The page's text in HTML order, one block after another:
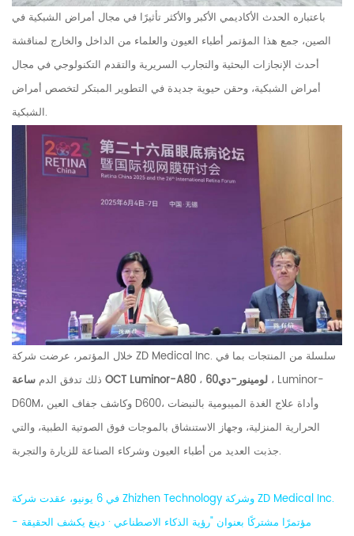
باعتباره الحدث الأكاديمي الأكبر والأكثر تأثيرًا في مجال أمراض الشبكية في
الصين، جمع هذا المؤتمر أطباء العيون والعلماء من الداخل والخارج لمناقشة
أحدث الإنجازات البحثية والتجارب السريرية والتقدم التكنولوجي في مجال
أمراض الشبكية، وحقن حيوية جديدة في التطوير المبتكر لتخصص أمراض
الشبكية.
خلال المؤتمر، عرضت شركة ZD Medical Inc. سلسلة من المنتجات بما في
ذلك تدفق الدم ساعة OCT Luminor-A80 ،
، Luminor-
D60M، وكاشف جفاف العين D600، وأداة علاج الغدة الميبومية بالنبضات
الحرارية المنزلية، وجهاز الاستنشاق بالموجات فوق الصوتية الطبية، والتي
جذبت العديد من أطباء العيون وشركاء الصناعة للزيارة والتجربة.
في 6 يونيو، عقدت شركة Zhizhen Technology وشركة ZD Medical Inc.
مؤتمرًا مشتركًا بعنوان "رؤية الذكاء الاصطناعي · دينغ يكشف الحقيقة -